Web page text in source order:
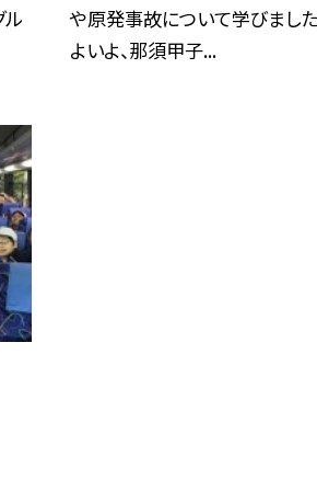
ル
や原発事故について学びました
よいよ、那須甲子...